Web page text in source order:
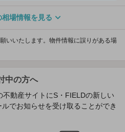
相場情報を見る
いいたします。物件情報に誤りがある場
中の方へ
動産サイトにS・FIELDの新しい
でお知らせを受け取ることができ